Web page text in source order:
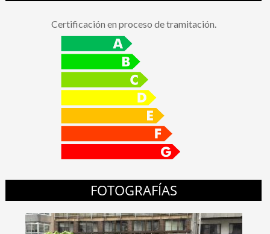
Certificación en proceso de tramitación.
FOTOGRAFÍAS